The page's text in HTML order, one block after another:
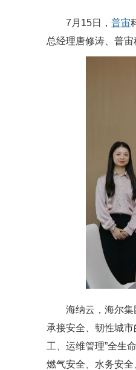
7月15日， 普宙
总经理唐修涛、普宙
海纳云，海尔集
承接安全、韧性城
工、运维管理”全生
燃气安全、水务安全